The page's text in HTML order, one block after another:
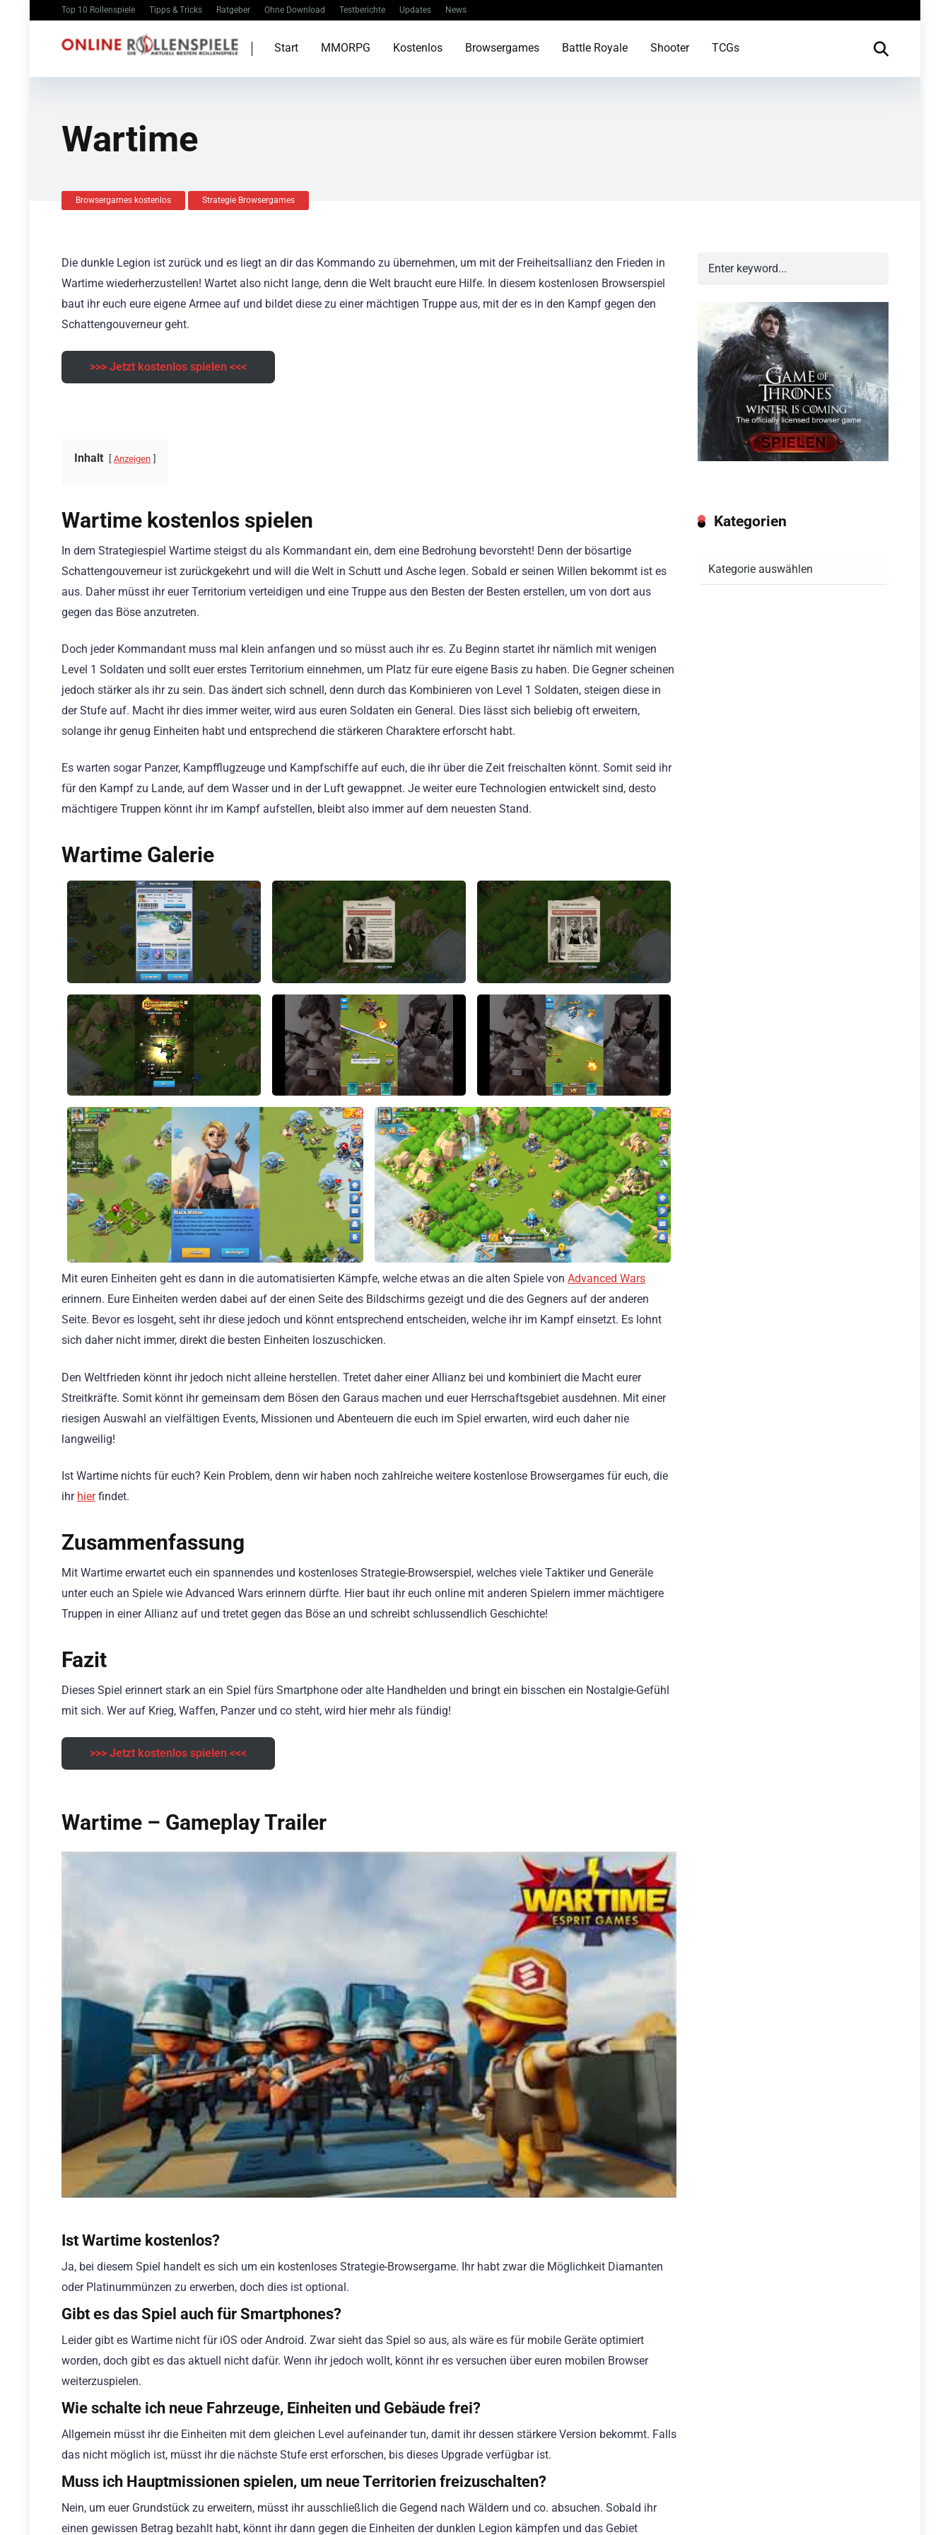
Top 10 Rollenspiele Tipps & Tricks Ratgeber Ohne Download Testberichte Updates News
Start MMORPG Kostenlos Browsergames Battle Royale Shooter TCGs
Wartime
Browsergames kostenlos Strategie Browsergames
Die dunkle Legion ist zurück und es liegt an dir das Kommando zu übernehmen, um mit der Freiheitsallianz den Frieden in
Wartime wiederherzustellen! Wartet also nicht lange, denn die Welt braucht eure Hilfe. In diesem kostenlosen Browserspiel
baut ihr euch eure eigene Armee auf und bildet diese zu einer mächtigen Truppe aus, mit der es in den Kampf gegen den
Schattengouverneur geht.
>>> Jetzt kostenlos spielen <<<
Inhalt Anzeigen
Wartime kostenlos spielen
In dem Strategiespiel Wartime steigst du als Kommandant ein, dem eine Bedrohung bevorsteht! Denn der bösartige
Schattengouverneur ist zurückgekehrt und will die Welt in Schutt und Asche legen. Sobald er seinen Willen bekommt ist es
aus. Daher müsst ihr euer Territorium verteidigen und eine Truppe aus den Besten der Besten erstellen, um von dort aus
gegen das Böse anzutreten.
Doch jeder Kommandant muss mal klein anfangen und so müsst auch ihr es. Zu Beginn startet ihr nämlich mit wenigen
Level 1 Soldaten und sollt euer erstes Territorium einnehmen, um Platz für eure eigene Basis zu haben. Die Gegner scheinen
jedoch stärker als ihr zu sein. Das ändert sich schnell, denn durch das Kombinieren von Level 1 Soldaten, steigen diese in
der Stufe auf. Macht ihr dies immer weiter, wird aus euren Soldaten ein General. Dies lässt sich beliebig oft erweitern,
solange ihr genug Einheiten habt und entsprechend die stärkeren Charaktere erforscht habt.
Es warten sogar Panzer, Kampfflugzeuge und Kampfschiffe auf euch, die ihr über die Zeit freischalten könnt. Somit seid ihr
für den Kampf zu Lande, auf dem Wasser und in der Luft gewappnet. Je weiter eure Technologien entwickelt sind, desto
mächtigere Truppen könnt ihr im Kampf aufstellen, bleibt also immer auf dem neuesten Stand.
Wartime Galerie
Mit euren Einheiten geht es dann in die automatisierten Kämpfe, welche etwas an die alten Spiele von Advanced Wars
erinnern. Eure Einheiten werden dabei auf der einen Seite des Bildschirms gezeigt und die des Gegners auf der anderen
Seite. Bevor es losgeht, seht ihr diese jedoch und könnt entsprechend entscheiden, welche ihr im Kampf einsetzt. Es lohnt
sich daher nicht immer, direkt die besten Einheiten loszuschicken.
Den Weltfrieden könnt ihr jedoch nicht alleine herstellen. Tretet daher einer Allianz bei und kombiniert die Macht eurer
Streitkräfte. Somit könnt ihr gemeinsam dem Bösen den Garaus machen und euer Herrschaftsgebiet ausdehnen. Mit einer
riesigen Auswahl an vielfältigen Events, Missionen und Abenteuern die euch im Spiel erwarten, wird euch daher nie
langweilig!
Ist Wartime nichts für euch? Kein Problem, denn wir haben noch zahlreiche weitere kostenlose Browsergames für euch, die
ihr hierfindet.
Zusammenfassung
Mit Wartime erwartet euch ein spannendes und kostenloses Strategie-Browserspiel, welches viele Taktiker und Generäle
unter euch an Spiele wie Advanced Wars erinnern dürfte. Hier baut ihr euch online mit anderen Spielern immer mächtigere
Truppen in einer Allianz auf und tretet gegen das Böse an und schreibt schlussendlich Geschichte!
Fazit
Dieses Spiel erinnert stark an ein Spiel fürs Smartphone oder alte Handhelden und bringt ein bisschen ein Nostalgie-Gefühl
mit sich. Wer auf Krieg, Waffen, Panzer und co steht, wird hier mehr als fündig!
>>> Jetzt kostenlos spielen <<<
Wartime – Gameplay Trailer
Ist Wartime kostenlos?
Ja, bei diesem Spiel handelt es sich um ein kostenloses Strategie-Browsergame. Ihr habt zwar die Möglichkeit Diamanten
oder Platinummünzen zu erwerben, doch dies ist optional.
Gibt es das Spiel auch für Smartphones?
Leider gibt es Wartime nicht für iOS oder Android. Zwar sieht das Spiel so aus, als wäre es für mobile Geräte optimiert
worden, doch gibt es das aktuell nicht dafür. Wenn ihr jedoch wollt, könnt ihr es versuchen über euren mobilen Browser
weiterzuspielen.
Wie schalte ich neue Fahrzeuge, Einheiten und Gebäude frei?
Allgemein müsst ihr die Einheiten mit dem gleichen Level aufeinander tun, damit ihr dessen stärkere Version bekommt. Falls
das nicht möglich ist, müsst ihr die nächste Stufe erst erforschen, bis dieses Upgrade verfügbar ist.
Muss ich Hauptmissionen spielen, um neue Territorien freizuschalten?
Nein, um euer Grundstück zu erweitern, müsst ihr ausschließlich die Gegend nach Wäldern und co. absuchen. Sobald ihr
einen gewissen Betrag bezahlt habt, könnt ihr dann gegen die Einheiten der dunklen Legion kämpfen und das Gebiet
Kategorien